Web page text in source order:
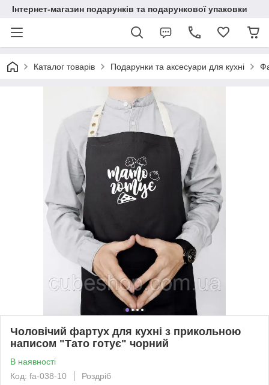
Інтернет-магазин подарунків та подарункової упаковки
Каталог товарів Подарунки та аксесуари для кухні
Чоловічий фартух для кухні з прикольною
написом "Тато готує" чорний
В наявності
Код: fa-038-10
Роздріб